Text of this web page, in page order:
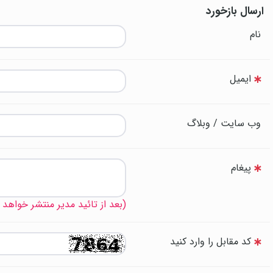
ارسال بازخورد
نام
ایمیل
وب سایت / وبلاگ
پیغام
(بعد از تائید مدیر منتشر
کد مقابل را وارد کنید